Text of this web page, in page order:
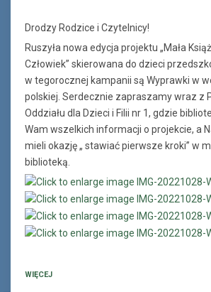
Drodzy Rodzice i Czytelnicy!
Ruszyła nowa edycja projektu „Mała
Człowiek” skierowana do dzieci
w tegorocznej kampanii są Wyprawki w
polskiej. Serdecznie zapraszamy wraz z
Oddziału dla Dzieci i Filii nr 1, gdzie
Wam wszelkich informacji o projekcie, a
mieli okazję „ stawiać pierwsze kroki” w
biblioteką.
WIĘCEJ